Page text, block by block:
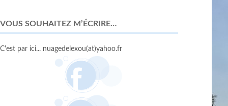
VOUS SOUHAITEZ M’ÉCRIRE…
C'est par ici... nuagedelexou(at)yahoo.fr